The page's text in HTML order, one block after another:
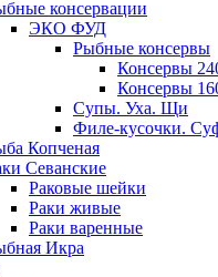
консервации
ЭКО ФУД
Рыбные консервы
Консервы
Консервы
Супы. Уха. Щи
Филе-кусочки.
Копченая
Севанские
Раковые шейки
Раки живые
Раки варенные
Икра